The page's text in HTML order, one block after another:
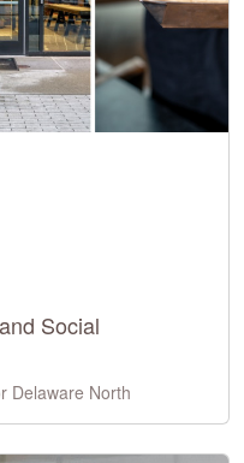
Social
Delaware North